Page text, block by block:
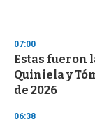
d
s
o
f
3
s
07:00
Estas fueron
Quiniela y
de 2026
06:38